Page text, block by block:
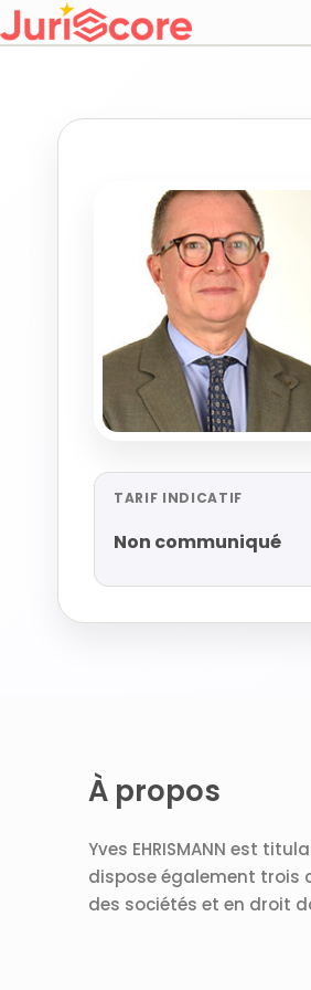
TARIF INDICATIF
Non communiqué
À propos
Yves EHRISMANN est
dispose également trois
des sociétés et en droit